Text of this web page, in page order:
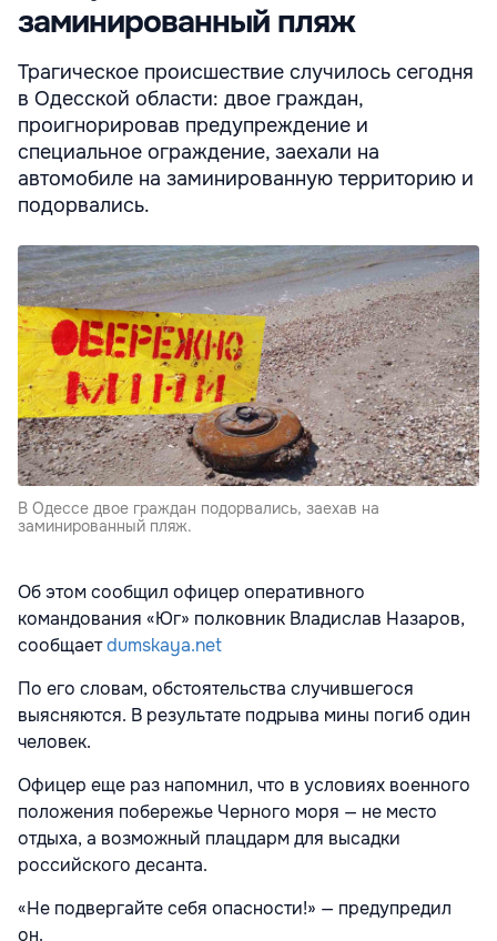
заминированный пляж
Трагическое происшествие случилось сегодня
в Одесской области: двое граждан,
проигнорировав предупреждение и
специальное ограждение, заехали на
автомобиле на заминированную территорию и
подорвались.
В Одессе двое граждан подорвались, заехав на
заминированный пляж.
Об этом сообщил офицер оперативного
командования «Юг» полковник Владислав Назаров,
сообщаетdumskaya.net
По его словам, обстоятельства случившегося
выясняются. В результате подрыва мины погиб один
человек.
Офицер еще раз напомнил, что в условиях военного
положения побережье Черного моря — не место
отдыха, а возможный плацдарм для высадки
российского десанта.
«Не подвергайте себя опасности!» — предупредил
он.